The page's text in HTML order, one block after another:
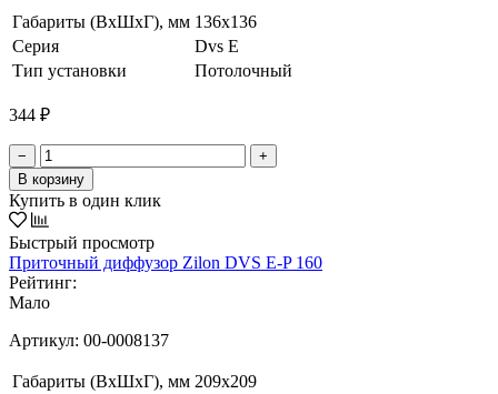
Габариты (ВxШxГ), мм 136x136
Серия
Dvs E
Тип установки
Потолочный
344 ₽
−
+
В корзину
Купить в один клик
Быстрый просмотр
Приточный диффузор Zilon DVS E-P 160
Рейтинг:
Мало
Артикул: 00-0008137
Габариты (ВxШxГ), мм 209x209